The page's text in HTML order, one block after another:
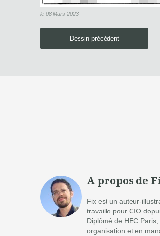
le 08 Mars 2023
Dessin précédent
A propos de
Fix est un auteur-
travaille pour CIO
Diplômé de HEC
organisation et en